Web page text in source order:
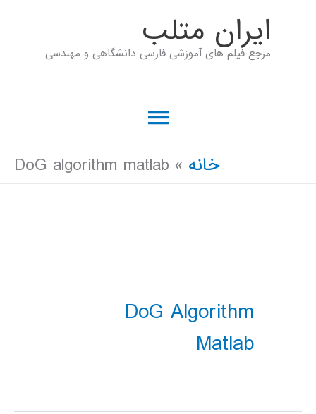
ايران متلب
مرجع فیلم های آموزشی فارسی دانشگاهی و مهندسی
فهرست
اصلی
خانه DoG algorithm matlab
DoG Algorithm
Matlab